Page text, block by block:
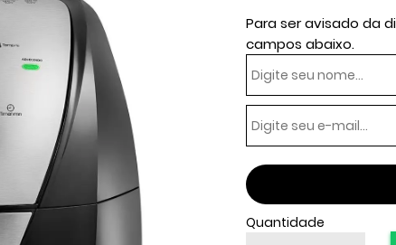
Para ser avisado da
campos abaixo.
Quantidade